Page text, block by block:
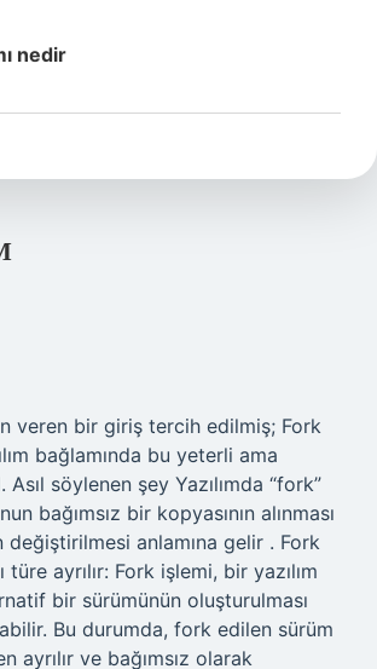
nedir
veren bir giriş tercih edilmiş; Fork
bağlamında bu yeterli ama
söylenen şey Yazılımda “fork”
bağımsız bir kopyasının alınması
değiştirilmesi anlamına gelir . Fork
ayrılır: Fork işlemi, bir yazılım
bir sürümünün oluşturulması
Bu durumda, fork edilen sürüm
ayrılır ve bağımsız olarak